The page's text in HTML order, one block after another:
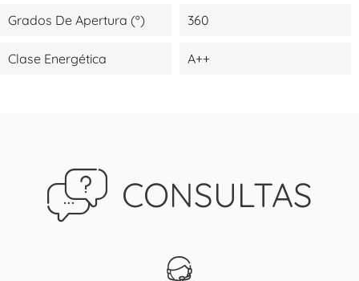
Grados De Apertura (º) 360
Clase Energética A++
CONSULTAS